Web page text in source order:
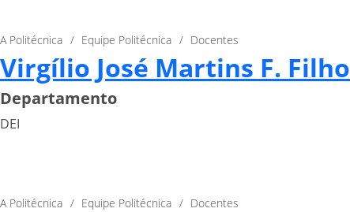
A Politécnica Equipe Politécnica Docentes
Virgílio José Martins F. Filho
Departamento
DEI
A Politécnica Equipe Politécnica Docentes